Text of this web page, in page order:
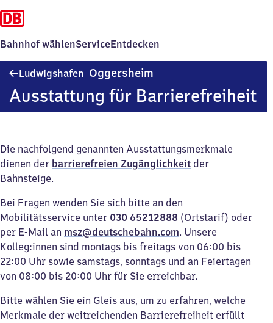
Bahnhof wählenServiceEntdecken
Ludwigshafen Oggersheim
Ausstattung für Barrierefreiheit
Die nachfolgend genannten Ausstattungsmerkmale
dienen der barrierefreien Zugänglichkeit der
Bahnsteige.
Bei Fragen wenden Sie sich bitte an den
Mobilitätsservice unter 030 65212888 (Ortstarif) oder
per E-Mail an msz@deutschebahn.com. Unsere
Kolleg:innen sind montags bis freitags von 06:00 bis
22:00 Uhr sowie samstags, sonntags und an Feiertagen
von 08:00 bis 20:00 Uhr für Sie erreichbar.
Bitte wählen Sie ein Gleis aus, um zu erfahren, welche
Merkmale der weitreichenden Barrierefreiheit erfüllt